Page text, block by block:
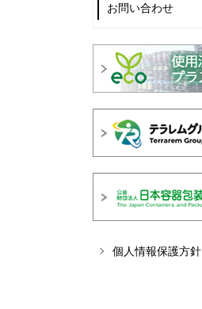
お問い合わせ
個人情報保護方針